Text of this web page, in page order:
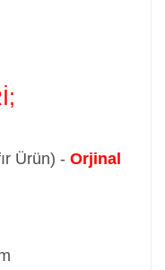
Ürün) - Orjinal